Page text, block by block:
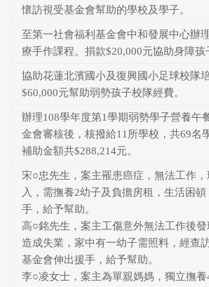
懷訪視受基金會幫助的學校及學子。
至第一社會福利基金會中和發展中心辦
療手作課程。捐款$20,000元協助身障孩
協助花蓮北濱國小及復興國小足球校隊
$60,000元幫助弱勢孩子校隊經費。
辦理108學年度第1學期弱勢學子營養午
金會審核後，核撥給11所學校，共69名
補助金額共$288,214元。
宋○忠先生，案主罹患癌症，無法工作
入，需撫養2幼子及負擔房租，生活困
手，給予幫助。
高○銘先生，案主工傷意外無法工作後
造成失業，家中有一幼子需照料，經查
基金會伸出援手，給予幫助。
李○凌女士，案主為單親媽媽，獨立撫